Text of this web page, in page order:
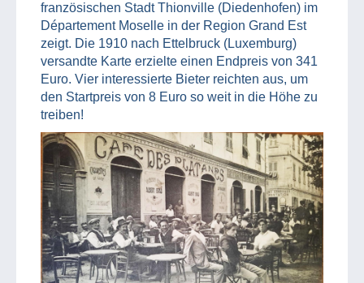
französischen Stadt Thionville (Diedenhofen) im
Département Moselle in der Region Grand Est
zeigt. Die 1910 nach Ettelbruck (Luxemburg)
versandte Karte erzielte einen Endpreis von 341
Euro. Vier interessierte Bieter reichten aus, um
den Startpreis von 8 Euro so weit in die Höhe zu
treiben!